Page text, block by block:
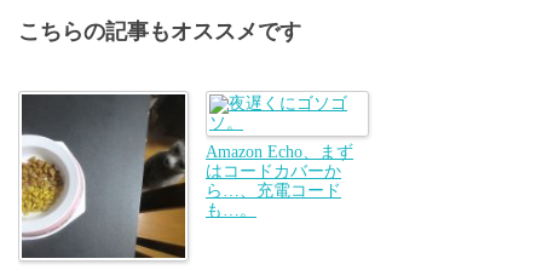
こちらの記事もオススメです
Amazon Echo、まず
はコードカバーか
ら…、充電コード
も…。